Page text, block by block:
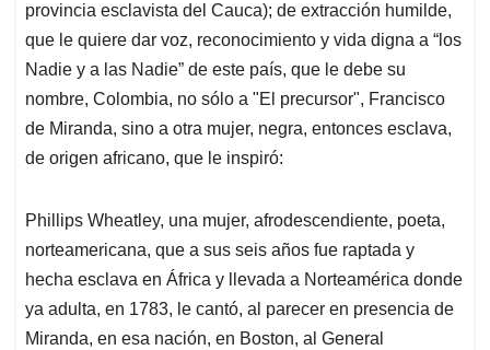
provincia esclavista del Cauca); de extracción humilde,
que le quiere dar voz, reconocimiento y vida digna a “los
Nadie y a las Nadie” de este país, que le debe su
nombre, Colombia, no sólo a "El precursor", Francisco
de Miranda, sino a otra mujer, negra, entonces esclava,
de origen africano, que le inspiró:
Phillips Wheatley, una mujer, afrodescendiente, poeta,
norteamericana, que a sus seis años fue raptada y
hecha esclava en África y llevada a Norteamérica donde
ya adulta, en 1783, le cantó, al parecer en presencia de
Miranda, en esa nación, en Boston, al General